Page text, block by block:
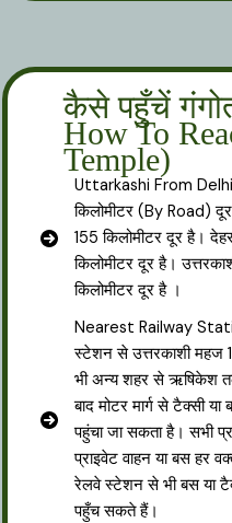
कैसे पहुँचें
How To
Temple)
Uttarkashi From Delhi
किलोमीटर (By Road)
155 किलोमीटर दूर है।
किलोमीटर दूर है।
किलोमीटर दूर है ।
Nearest Railway
स्टेशन से उत्तरकाशी महज
भी अन्य शहर से ऋषिकेश
बाद मोटर मार्ग से टैक्सी
पहुंचा जा सकता है। सभी
प्राइवेट वाहन या बस हर
रेलवे स्टेशन से भी बस या
पहुँच सकते हैं।